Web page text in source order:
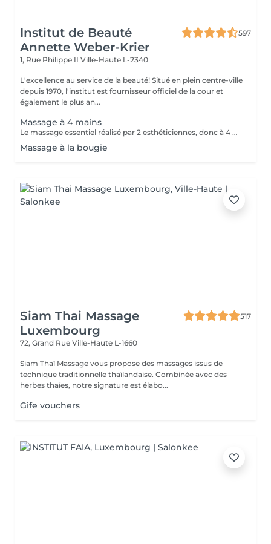
Institut de Beauté
Annette Weber-Krier
597
1, Rue Philippe II Ville-Haute L-2340
L'excellence au service de la beauté! Situé en plein centre-ville
depuis 1970, l'institut est fournisseur officiel de la cour et
également le plus an...
Massage à 4 mains
Le massage essentiel réalisé par 2 esthéticiennes, donc à 4 mains est un massage du corps complet aux huiles essentielles, qui apporte une profonde relaxation. C'est une technique favorisant la circulation énergétique et qui réactive le métabolisme. C'est un massage où on retrouve le plaisir de donner et de recevoir. En fait c'est un mélange de différentes techniques : californienne, quant au rythme, la fluidité, manoeuvres enveloppantes, et suédoise, travail précis sur les différentes parties du corps.
Massage à la bougie
Siam Thai Massage
Luxembourg
517
72, Grand Rue Ville-Haute L-1660
Siam Thaï Massage vous propose des massages issus de
technique traditionnelle thaïlandaise. Combinée avec des
herbes thaïes, notre signature est élabo...
Gife vouchers